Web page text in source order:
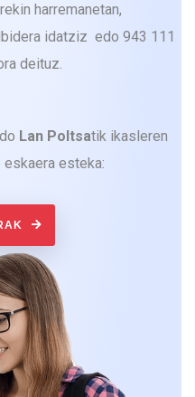
harremanetan,
idatziz edo 943 111
deituz.
Lan Poltsatik ikasleren
esteka: